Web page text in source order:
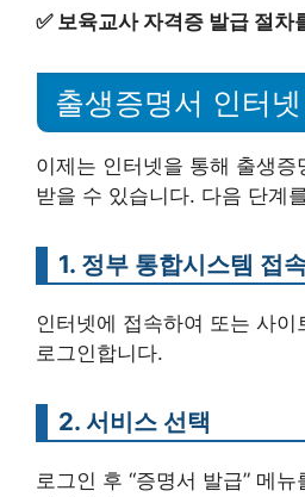
✅ 보육교사 자격증 발급 절차
출생증명서 인터
이제는 인터넷을 통해 출생증
받을 수 있습니다. 다음 단계
1. 정부 통합시스템 접
인터넷에 접속하여 또는 사
로그인합니다.
2. 서비스 선택
로그인 후 “증명서 발급” 메뉴